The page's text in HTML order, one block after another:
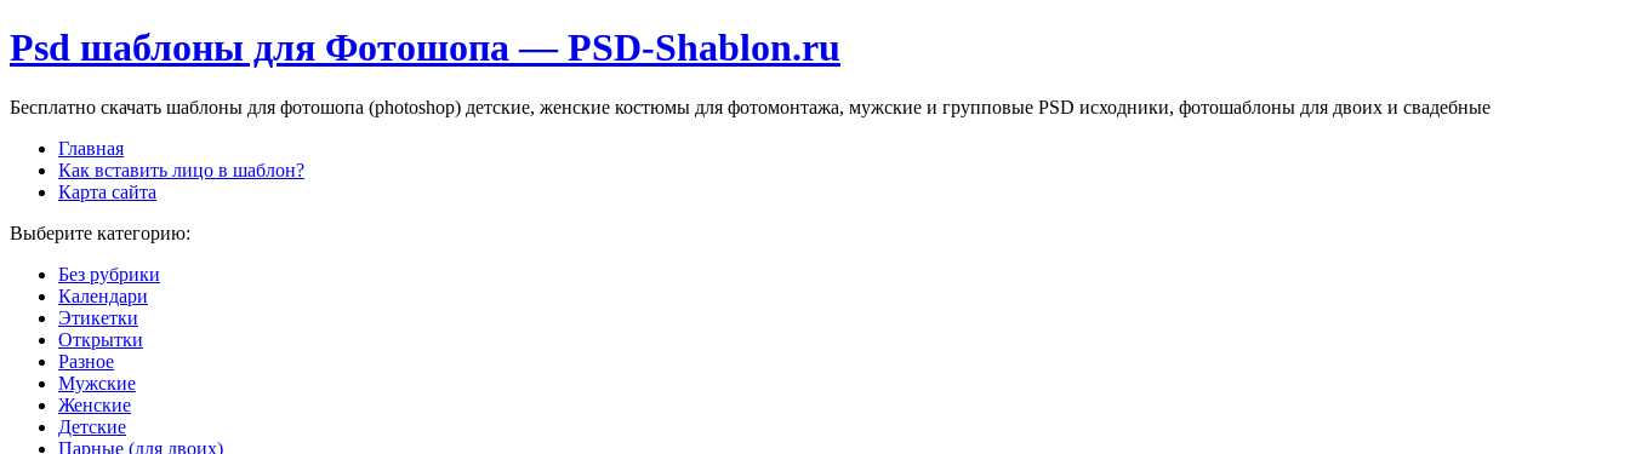
Psd шаблоны для Фотошопа — PSD-Shablon.ru
Бесплатно скачать шаблоны для фотошопа (photoshop) детские, женские костюмы для фотомонтажа, мужские и групповые PSD исходники, фотошаблоны для двоих и свадебные
Главная
Как вставить лицо в шаблон?
Карта сайта
Выберите категорию:
Без рубрики
Календари
Этикетки
Открытки
Разное
Мужские
Женские
Детские
Парные (для двоих)